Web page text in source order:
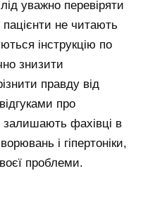
уважно перевіряти
пацієнти не читають
інструкцію по
знизити
правду від
про
фахівці в
і гіпертоніки,
проблеми.